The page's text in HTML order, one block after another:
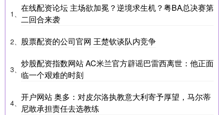
1、
在线配资论坛 主场欲加冕？逆境求生机？粤BA总决赛第
二回合来袭
2、 股票配资的公司官网 王楚钦谈队内竞争
3、
炒股配资指数网站 AC米兰官方辟谣巴雷西离世：他正面
临一个艰难的时刻
4、
开户网站 奥多：对皮尔洛执教意大利寄予厚望，马尔蒂
尼敢承担责任去选教练